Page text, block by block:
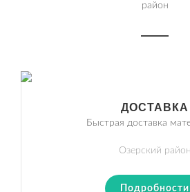
район
ДОСТАВКА
Быстрая доставка
Озерский район
Подробности